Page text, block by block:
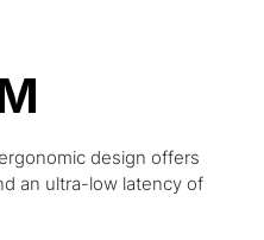
design offers
an ultra-low latency of